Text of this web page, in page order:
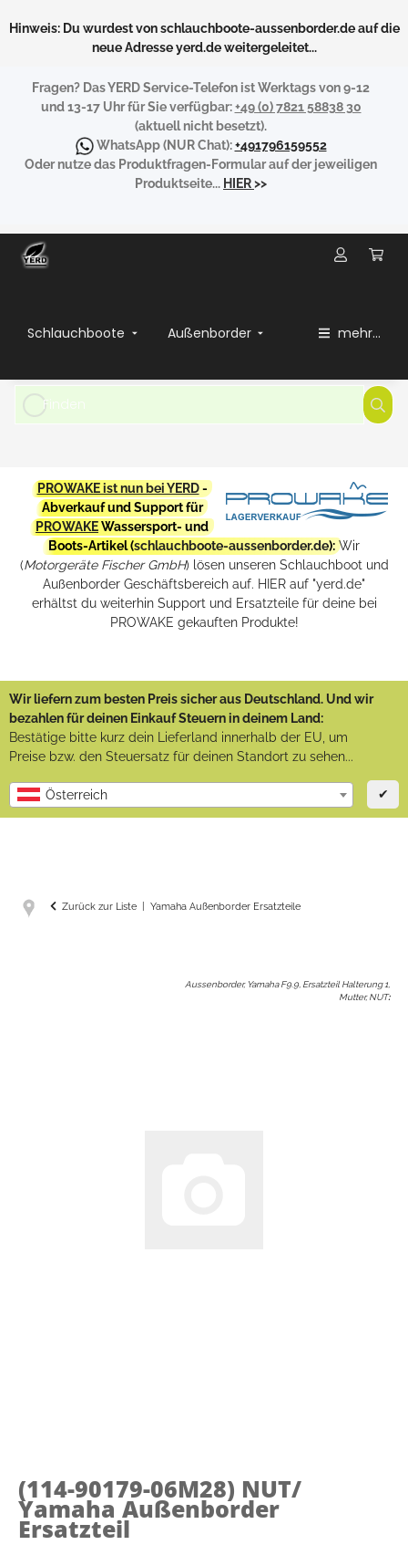
Hinweis: Du wurdest von schlauchboote-aussenborder.de auf die
neue Adresse yerd.de weitergeleitet...
Fragen? Das YERD Service-Telefon ist Werktags von 9-12
und 13-17 Uhr für Sie verfügbar:+49 (0) 7821 58838 30
(aktuell nicht besetzt).
WhatsApp(NUR Chat):+491796159552
Oder nutze das Produktfragen-Formular auf der jeweiligen
Produktseite... HIER>>
Schlauchboote Außenborder mehr...
PROWAKE ist nun bei YERD-
Abverkauf und Support für
PROWAKEWassersport- und
Boots-Artikel (schlauchboote-aussenborder.de): Wir
(Motorgeräte Fischer GmbH) lösen unseren Schlauchboot und
Außenborder Geschäftsbereich auf. HIER auf "yerd.de"
erhältst du weiterhin Support und Ersatzteile für deine bei
PROWAKE gekauften Produkte!
Wir liefern zum besten Preis sicher aus Deutschland. Und wir
bezahlen für deinen Einkauf Steuern in deinem Land:
Bestätige bitte kurz dein Lieferland innerhalb der EU, um
Preise bzw. den Steuersatz für deinen Standort zu sehen...
Österreich ✔
Zurück zur Liste Yamaha Außenborder Ersatzteile
Aussenborder, Yamaha F9.9, Ersatzteil Halterung 1,
Mutter, NUT:
(114-90179-06M28) NUT/
Yamaha Außenborder
Ersatzteil